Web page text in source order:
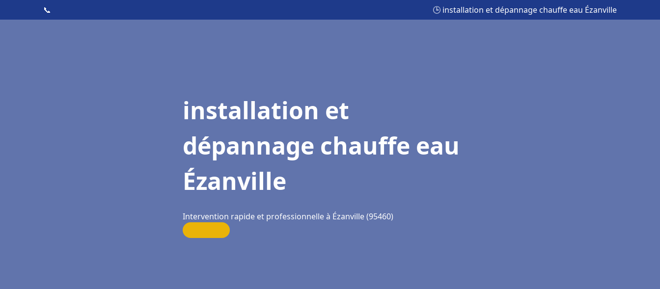
📞 🕒 installation et dépannage chauffe eau Ézanville
installation et
dépannage chauffe eau
Ézanville
Intervention rapide et professionnelle à Ézanville (95460)